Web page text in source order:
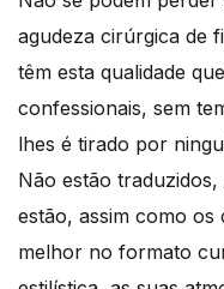
agudeza cirúrgica de
têm esta qualidade
confessionais, sem
lhes é tirado por
Não estão
estão, assim como os
melhor no formato